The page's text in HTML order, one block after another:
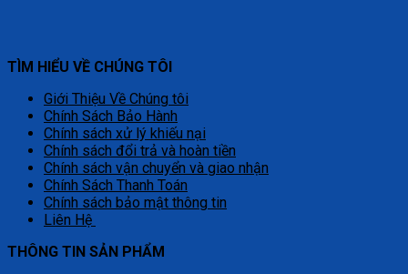
TÌM HIỂU VỀ CHÚNG TÔI
Giới Thiệu Về Chúng tôi
Chính Sách Bảo Hành
Chính sách xử lý khiếu nại
Chính sách đổi trả và hoàn tiền
Chính sách vận chuyển và giao nhận
Chính Sách Thanh Toán
Chính sách bảo mật thông tin
Liên Hệ
THÔNG TIN SẢN PHẨM